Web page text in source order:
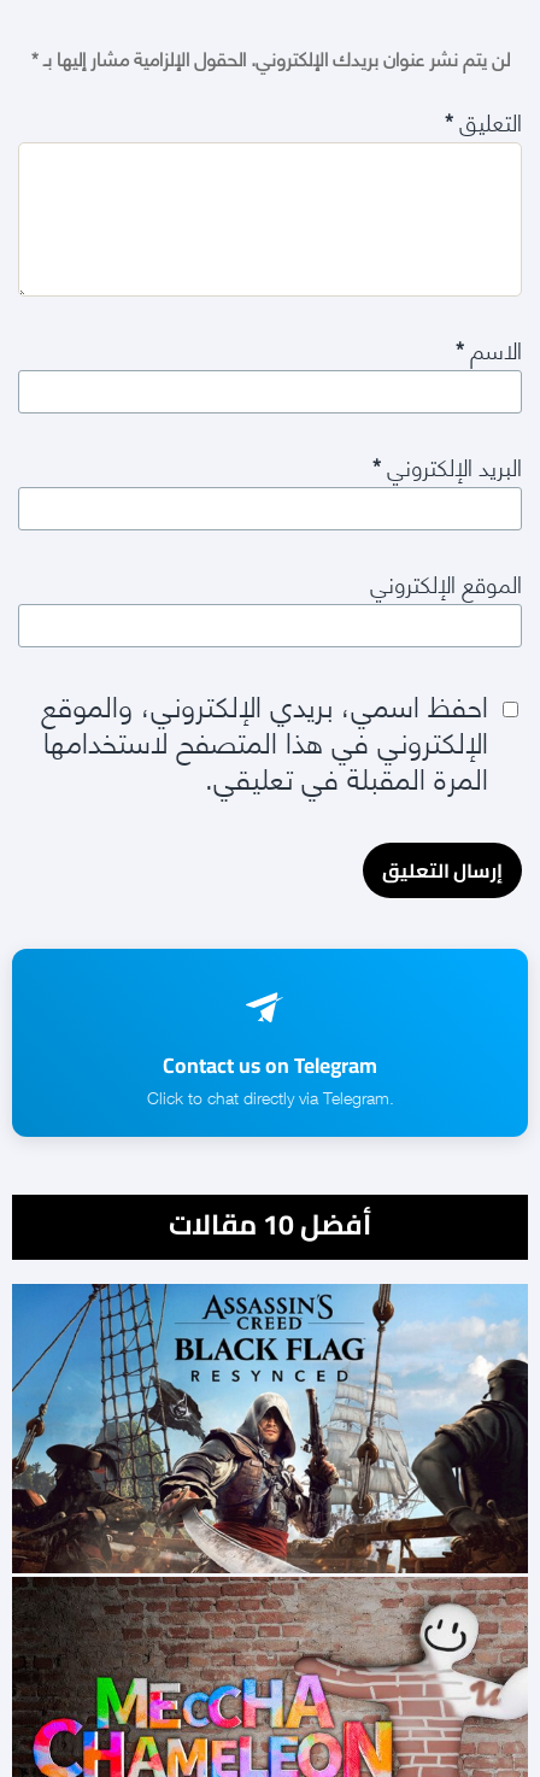
لن يتم نشر عنوان بريدك الإلكتروني.الحقول الإلزامية مشار إليها بـ*
التعليق*
الاسم*
البريد الإلكتروني*
الموقع الإلكتروني
احفظ اسمي، بريدي الإلكتروني، والموقع
الإلكتروني في هذا المتصفح لاستخدامها
المرة المقبلة في تعليقي.
Contact us on Telegram
.Click to chat directly via Telegram
أفضل 10 مقالات